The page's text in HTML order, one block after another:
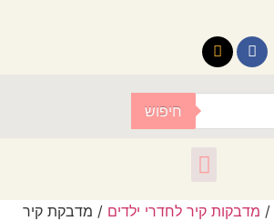
חיפוש
/ מדבקות קיר לחדרי ילדים / מדבקת קיר